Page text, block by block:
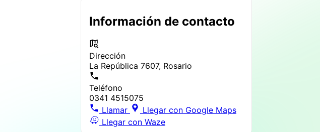
Información de contacto
Dirección
La República 7607, Rosario
Teléfono
0341 4515075
Llamar
Llegar con Google Maps
Llegar con Waze